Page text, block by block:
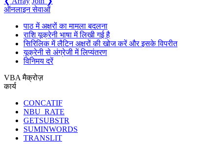
ऑनलाइन सेवाओं
पाठ में अक्षरों का मामला बदलना
राशि यूक्रेनी भाषा में लिखी गई है
सिरिलिक में लैटिन अक्षरों की खोज करें और इसके विपरीत
यूक्रेनी से अंग्रेजी में लिप्यंतरण
विनिमय दरें
VBA मैक्रोज़
कार्य
CONCATIF
NBU_RATE
GETSUBSTR
SUMINWORDS
TRANSLIT